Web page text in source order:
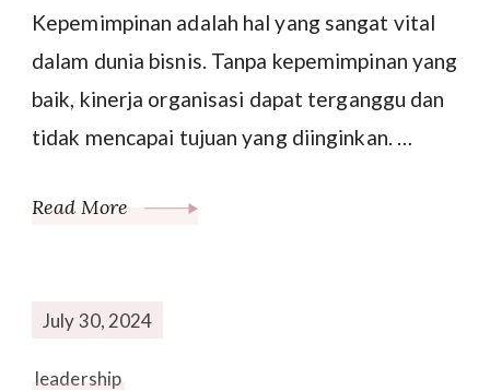
Kepemimpinan adalah hal yang sangat vital
dalam dunia bisnis. Tanpa kepemimpinan yang
baik, kinerja organisasi dapat terganggu dan
tidak mencapai tujuan yang diinginkan. …
Read More
July 30, 2024
leadership